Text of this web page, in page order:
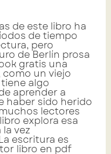
de este libro ha
de tiempo
pero
de Berlín prosa
gratis una
un viejo
algo
aprender a
haber sido herido
lectores
explora esa
vez
escritura es
libro en pdf